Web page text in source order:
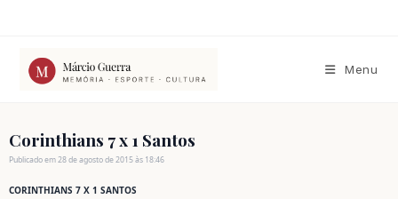
conteúdo
Menu
Corinthians 7 x 1 Santos
Publicado em 28 de agosto de 2015 às 18:46
CORINTHIANS 7 X 1 SANTOS